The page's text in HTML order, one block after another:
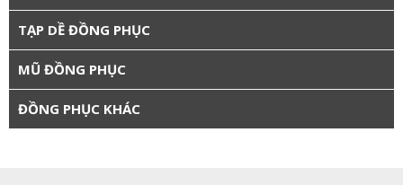
TẠP DỀ ĐỒNG PHỤC
MŨ ĐỒNG PHỤC
ĐỒNG PHỤC KHÁC